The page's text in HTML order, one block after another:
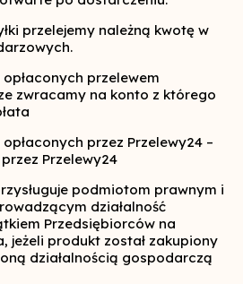
przelejemy należną kwotę w
przelewem
zwracamy na konto z którego
przez Przelewy24 –
Przelewy24
podmiotom prawnym i
działalność
Przedsiębiorców na
jeżeli produkt został zakupiony
działalnością gospodarczą